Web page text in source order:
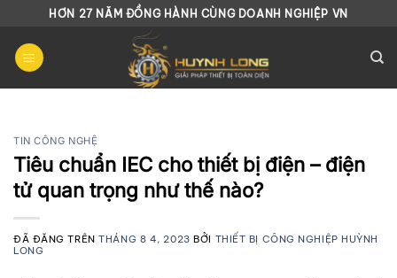
Chuyển
nội
dung
HƠN 27 NĂM ĐỒNG HÀNH CÙNG DOANH NGHIỆP VN
TIN CÔNG NGHỆ
Tiêu chuẩn IEC cho thiết bị điện – điện
tử quan trọng như thế nào?
ĐÃ ĐĂNG TRÊNTHÁNG 8 4, 2023 BỞI THIẾT BỊ CÔNG NGHIỆP HUỲNH
LONG